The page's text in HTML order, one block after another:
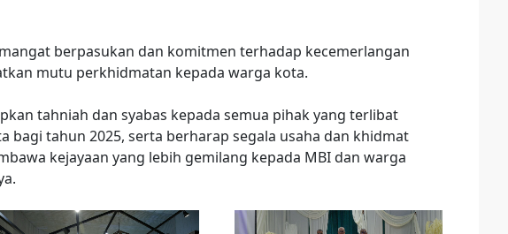
berpasukan dan komitmen terhadap kecemerlangan
mutu perkhidmatan kepada warga kota.
tahniah dan syabas kepada semua pihak yang terlibat
bagi tahun 2025, serta berharap segala usaha dan khidmat
kejayaan yang lebih gemilang kepada MBI dan warga